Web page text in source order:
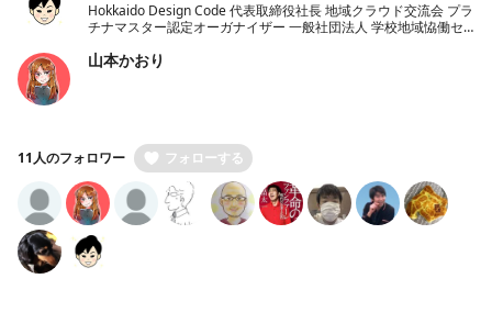
Hokkaido Design Code 代表取締役社長 地域クラウド交流会 プラ
チナマスター認定オーガナイザー 一般社団法人 学校地域恊働セ
山本かおり
11人のフォロワー フォローする